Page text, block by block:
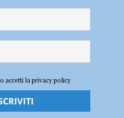
in programma
femminile: tutti gli
accetti la privacy policy